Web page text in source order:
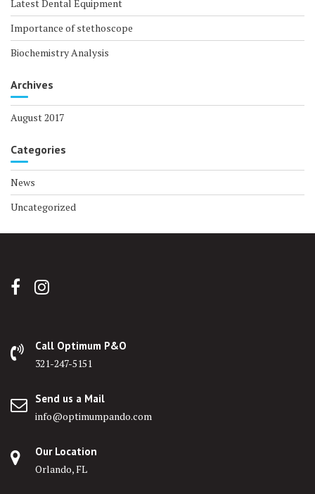
Latest Dental Equipment
Importance of stethoscope
Biochemistry Analysis
Archives
August 2017
Categories
News
Uncategorized
Call Optimum P&O
321-247-5151
Send us a Mail
info@optimumpando.com
Our Location
Orlando, FL